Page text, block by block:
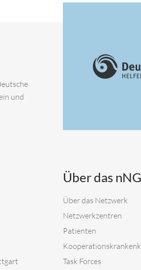
und
Über das
Über das Netzwerk
Netzwerkzentren
Patienten
Task Forces